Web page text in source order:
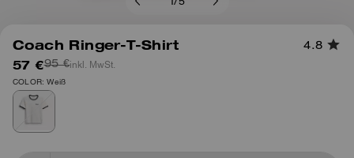
/5
Coach Ringer-T-Shirt 4.8
57 €95 €inkl. MwSt.
COLOR: Weiß